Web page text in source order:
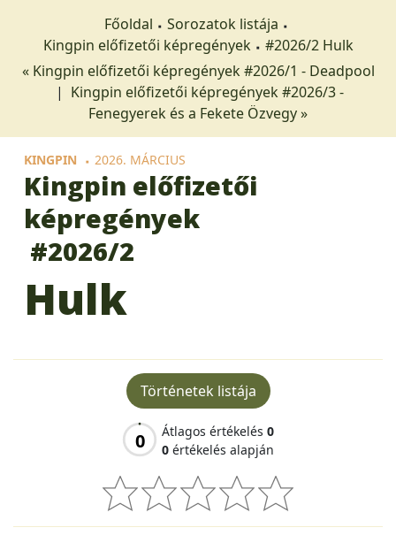
Főoldal
Sorozatok listája
Kingpin előfizetői képregények
#2026/2 Hulk
« Kingpin előfizetői képregények #2026/1 - Deadpool
| Kingpin előfizetői képregények #2026/3 -
Fenegyerek és a Fekete Özvegy »
KINGPIN 2026. MÁRCIUS
Kingpin előfizetői
képregények
#2026/2
Hulk
Történetek listája
0 Átlagos értékelés 0
0 értékelés alapján